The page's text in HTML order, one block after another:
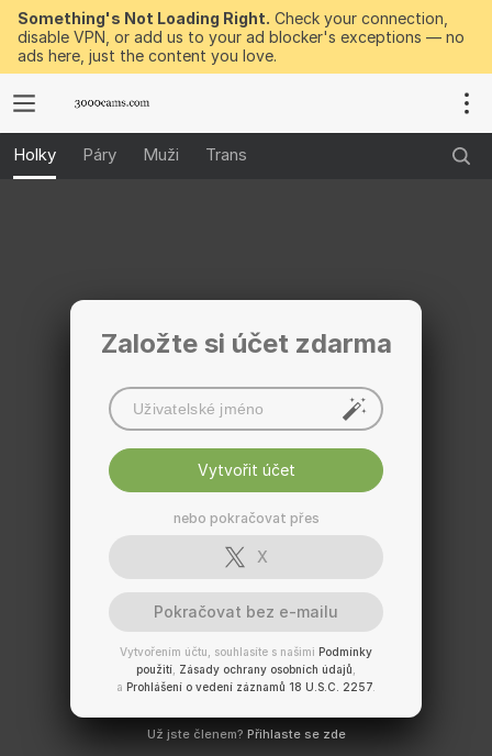
Something's Not Loading Right. Check your connection,
disable VPN, or add us to your ad blocker's exceptions — no
ads here, just the content you love.
Holky Páry Muži Trans
Založte si účet zdarma
Vytvořit účet
nebo pokračovat přes
X
Pokračovat bez e-mailu
Vytvořením účtu, souhlasíte s našimi Podmínky
použití Zásady ochrany osobních údajů
a Prohlášení o vedení záznamů 18 U.S.C. 2257
Už jste členem? Přihlaste se zde